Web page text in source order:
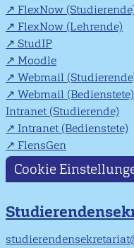
FlexNow
FlexNow (Lehrende)
StudIP
Moodle
Webmail
Webmail (Bedienstete)
Intranet (Studierende)
Intranet (Bedienstete)
FlensGen
Cookie